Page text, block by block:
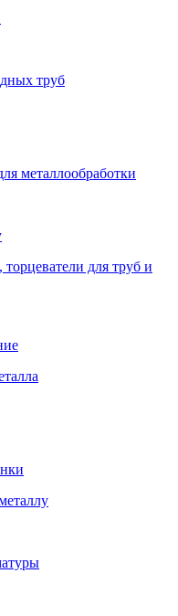
труб
металлообработки
для труб и